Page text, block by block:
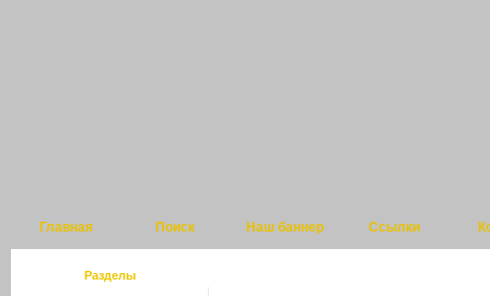
Главная Поиск Наш баннер Ссылки
Разделы